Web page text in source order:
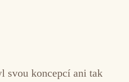
svou koncepcí ani tak